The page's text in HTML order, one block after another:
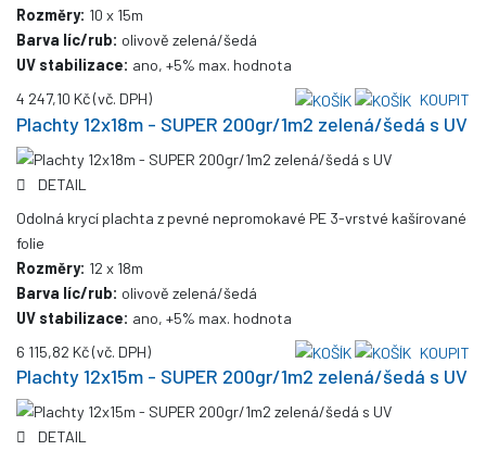
Rozměry: 10 x 15m
Barva líc/rub: olivově zelená/šedá
UV stabilizace: ano, +5% max. hodnota
4 247,10 Kč(vč. DPH) KOUPIT
Plachty 12x18m - SUPER 200gr/1m2 zelená/šedá s UV
DETAIL
Odolná krycí plachta z pevné nepromokavé PE 3-vrstvé kašírované
folie
Rozměry: 12 x 18m
Barva líc/rub: olivově zelená/šedá
UV stabilizace: ano, +5% max. hodnota
6 115,82 Kč(vč. DPH) KOUPIT
Plachty 12x15m - SUPER 200gr/1m2 zelená/šedá s UV
DETAIL